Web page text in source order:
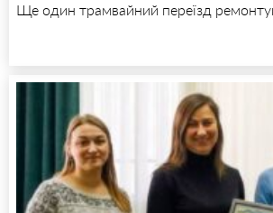
Ще один трамвайний переїзд